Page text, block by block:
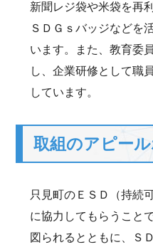
新聞レジ袋や米袋を再
ＳＤＧｓバッジなどを
います。また、教育委
し、企業研修として職
しています。
取組のアピー
只見町のＥＳＤ（持続
に協力してもらうこと
図られるとともに、Ｓ